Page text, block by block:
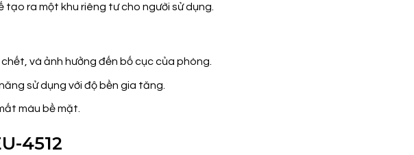
ra một khu riêng tư cho người sử dụng.
và ảnh hưởng đến bố cục của phòng.
sử dụng với độ bền gia tăng.
màu bề mặt.
4512